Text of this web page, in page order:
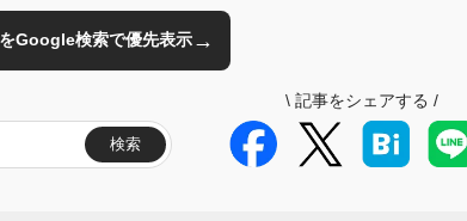
Google検索で優先表示→
検索
\ 記事をシェアする /